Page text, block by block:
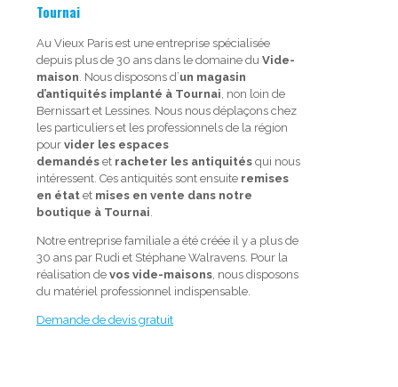
Tournai
Au Vieux Paris est une entreprise spécialisée
depuis plus de 30 ans dans le domaine du Vide-
maison. Nous disposons d’un magasin
d’antiquités implanté à Tournai, non loin de
Bernissart et Lessines. Nous nous déplaçons chez
les particuliers et les professionnels de la région
pour vider les espaces
demandés et racheter les antiquités qui nous
intéressent. Ces antiquités sont ensuite remises
en état et mises en vente dans notre
boutique à Tournai.
Notre entreprise familiale a été créée il y a plus de
30 ans par Rudi et Stéphane Walravens. Pour la
réalisation de vos vide-maisons, nous disposons
du matériel professionnel indispensable.
Demande de devis gratuit